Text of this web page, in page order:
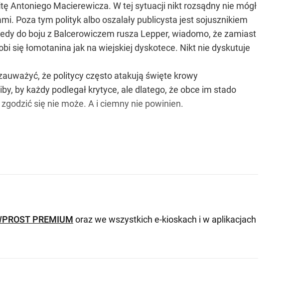
Antoniego Macierewicza. W tej sytuacji nikt rozsądny nie mógł
Poza tym polityk albo oszalały publicysta jest sojusznikiem
do boju z Balcerowiczem rusza Lepper, wiadomo, że zamiast
się łomotanina jak na wiejskiej dyskotece. Nikt nie dyskutuje
że politycy często atakują święte krowy
by każdy podlegał krytyce, ale dlatego, że obce im stado
się nie może. A i ciemny nie powinien.
PREMIUM oraz we wszystkich e-kioskach i w aplikacjach